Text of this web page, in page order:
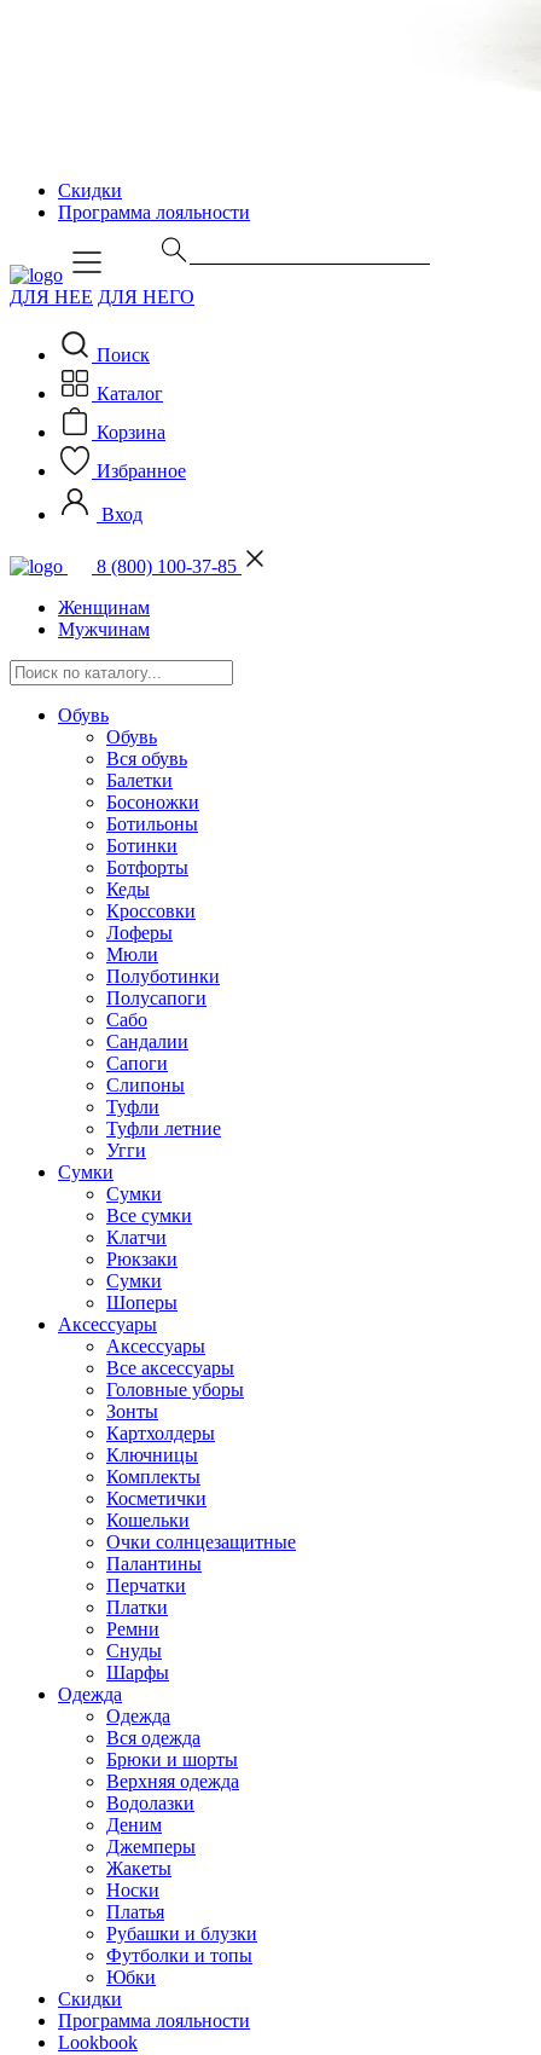
Скидки
Программа лояльности
ДЛЯ НЕЕ ДЛЯ НЕГО
Поиск
Каталог
Корзина
Избранное
Вход
8 (800) 100-37-85
Женщинам
Мужчинам
Обувь
Обувь
Вся обувь
Балетки
Босоножки
Ботильоны
Ботинки
Ботфорты
Кеды
Кроссовки
Лоферы
Мюли
Полуботинки
Полусапоги
Сабо
Сандалии
Сапоги
Слипоны
Туфли
Туфли летние
Угги
Сумки
Сумки
Все сумки
Клатчи
Рюкзаки
Сумки
Шоперы
Аксессуары
Аксессуары
Все аксессуары
Головные уборы
Зонты
Картхолдеры
Ключницы
Комплекты
Косметички
Кошельки
Очки солнцезащитные
Палантины
Перчатки
Платки
Ремни
Снуды
Шарфы
Одежда
Одежда
Вся одежда
Брюки и шорты
Верхняя одежда
Водолазки
Деним
Джемперы
Жакеты
Носки
Платья
Рубашки и блузки
Футболки и топы
Юбки
Скидки
Программа лояльности
Lookbook